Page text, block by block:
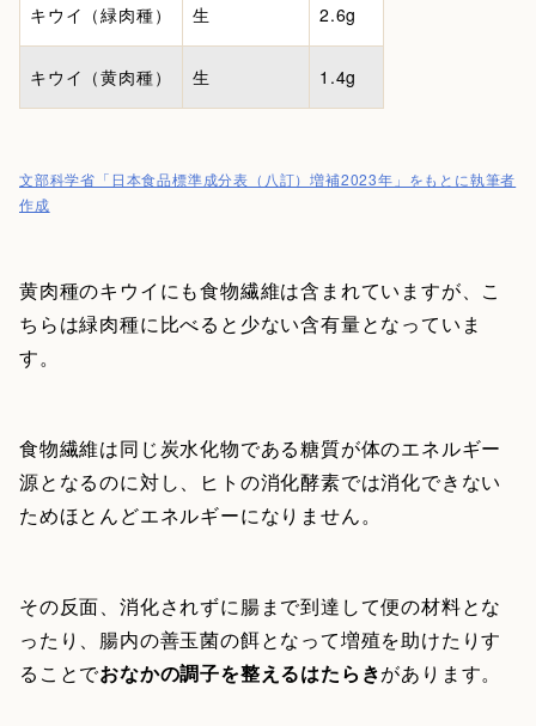
キウイ（緑肉種） 生 2.6g
キウイ（黄肉種） 生 1.4g
文部科学省「日本食品標準成分表（八訂）増補2023年」をもとに執筆者
作成
黄肉種のキウイにも食物繊維は含まれていますが、こ
ちらは緑肉種に比べると少ない含有量となっていま
す。
食物繊維は同じ炭水化物である糖質が体のエネルギー
源となるのに対し、ヒトの消化酵素では消化できない
ためほとんどエネルギーになりません。
その反面、消化されずに腸まで到達して便の材料とな
ったり、腸内の善玉菌の餌となって増殖を助けたりす
ることでおなかの調子を整えるはたらきがあります。